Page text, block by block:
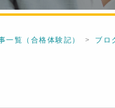
一覧（合格体験記） ブロ